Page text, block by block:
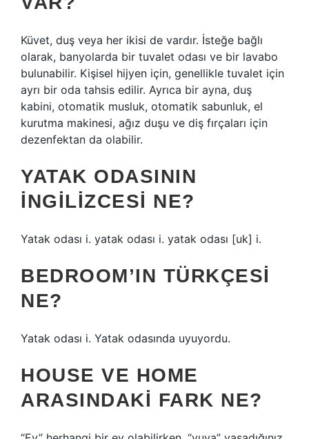
Küvet, duş veya her ikisi de vardır. İsteğe bağlı
olarak, banyolarda bir tuvalet odası ve bir lavabo
bulunabilir. Kişisel hijyen için, genellikle tuvalet için
ayrı bir oda tahsis edilir. Ayrıca bir ayna, duş
kabini, otomatik musluk, otomatik sabunluk, el
kurutma makinesi, ağız duşu ve diş fırçaları için
dezenfektan da olabilir.
YATAK ODASININ
İNGILIZCESI NE?
Yatak odası i. yatak odası i. yatak odası [uk] i.
BEDROOM’IN TÜRKÇESI
NE?
Yatak odası i. Yatak odasında uyuyordu.
HOUSE VE HOME
ARASINDAKI FARK NE?